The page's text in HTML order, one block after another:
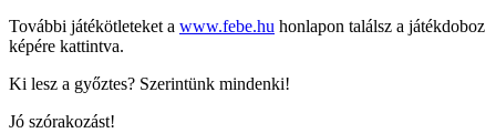
További játékötleteket a www.febe.hu honlapon találsz a játékdoboz
képére kattintva.
Ki lesz a győztes? Szerintünk mindenki!
Jó szórakozást!